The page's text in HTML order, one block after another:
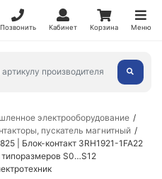
Позвонить Кабинет Корзина Меню
электрооборудование
пускатель магнитный
| Блок-контакт 3RH1921-1FA22
S0…S12